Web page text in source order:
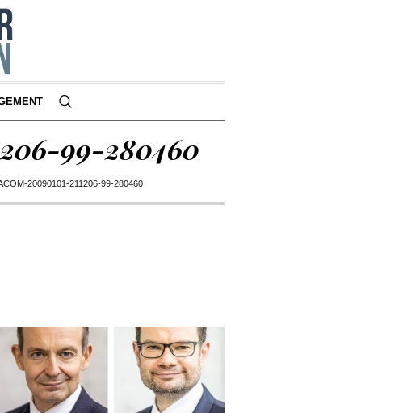
99-280460
20090101-211206-99-280460